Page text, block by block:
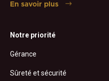
En savoir plus
Notre priorité
Gérance
Sûreté et sécurité